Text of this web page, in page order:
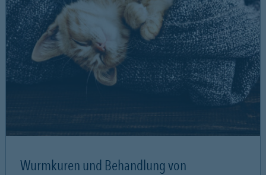
Wurmkuren und Behandlung von